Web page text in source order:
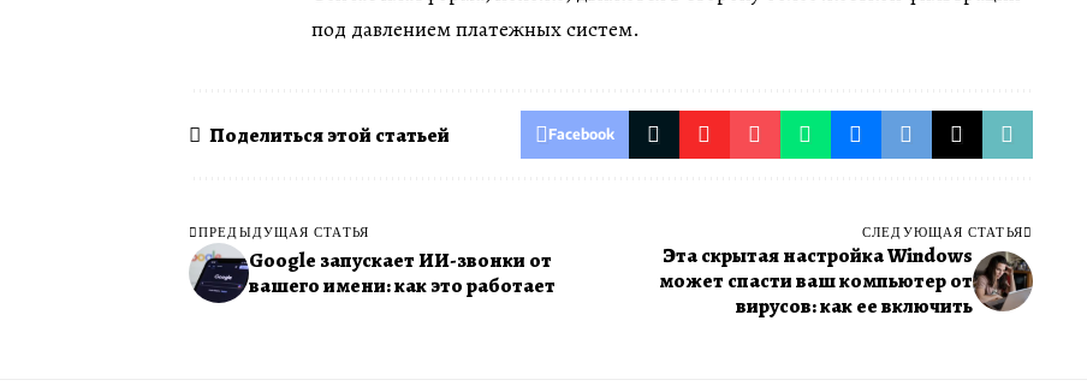
под давлением платежных систем.
Поделиться этой статьей Facebook
ПРЕДЫДУЩАЯ СТАТЬЯ
Google запускает ИИ-звонки от
вашего имени: как это работает
СЛЕДУЮЩАЯ СТАТЬЯ
Эта скрытая настройка Windows
может спасти ваш компьютер от
вирусов: как ее включить